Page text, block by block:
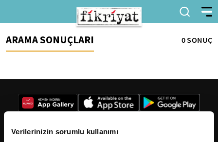
Verilerinizin sorumlu kullanımı
ARAMA SONUÇLARI 0 SONUÇ